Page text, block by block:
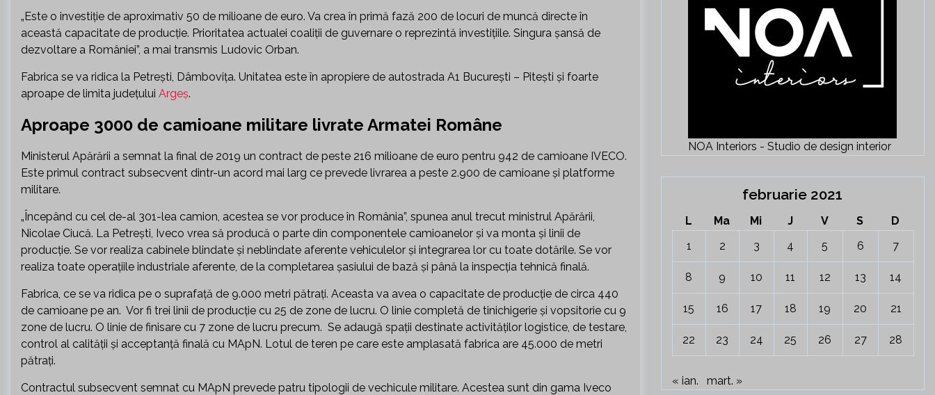
„Este o investiţie de aproximativ 50 de milioane de euro. Va crea în primă fază 200 de locuri de muncă directe în
această capacitate de producţie. Prioritatea actualei coaliţii de guvernare o reprezintă investiţiile. Singura şansă de
dezvoltare a României”, a mai transmis Ludovic Orban.
Fabrica se va ridica la Petreşti, Dâmboviţa. Unitatea este în apropiere de autostrada A1 Bucureşti – Piteşti și foarte
aproape de limita județului Argeș.
Aproape 3000 de camioane militare livrate Armatei Române
Ministerul Apărării a semnat la final de 2019 un contract de peste 216 milioane de euro pentru 942 de camioane IVECO.
Este primul contract subsecvent dintr-un acord mai larg ce prevede livrarea a peste 2.900 de camioane şi platforme
militare.
„Începând cu cel de-al 301-lea camion, acestea se vor produce în România”, spunea anul trecut ministrul Apărării,
Nicolae Ciucă. La Petreşti, Iveco vrea să producă o parte din componentele camioanelor şi va monta şi linii de
producţie. Se vor realiza cabinele blindate şi neblindate aferente vehiculelor şi integrarea lor cu toate dotările. Se vor
realiza toate operaţiile industriale aferente, de la completarea şasiului de bază şi până la inspecţia tehnică finală.
Fabrica, ce se va ridica pe o suprafaţă de 9.000 metri pătrați. Aceasta va avea o capacitate de producţie de circa 440
de camioane pe an. Vor fi trei linii de producţie cu 25 de zone de lucru. O linie completă de tinichigerie şi vopsitorie cu 9
zone de lucru. O linie de finisare cu 7 zone de lucru precum. Se adaugă spaţii destinate activităţilor logistice, de testare,
control al calităţii şi acceptanţă finală cu MApN. Lotul de teren pe care este amplasată fabrica are 45.000 de metri
pătrați.
Contractul subsecvent semnat cu MApN prevede patru tipologii de vechicule militare. Acestea sunt din gama Iveco
NOA Interiors - Studio de design interior
februarie 2021
L Ma Mi J V S
D
1
2 3 4 5 6 7
8 9 10 11 12 13 14
15 16 17 18 19 20 21
22 23 24 25 26 27 28
« ian. mart. »